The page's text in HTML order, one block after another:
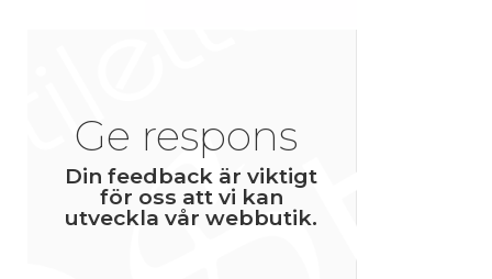
Ge respons
Din feedback är viktigt
för oss att vi kan
utveckla vår webbutik.